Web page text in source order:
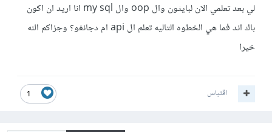
لي بعد تعلمي الان لبايثون وال oop وال my sql انا اريد ان اكون
باك اند فما هي الخطوه التاليه تعلم ال api ام دجانغو؟ وجزاكم الله
خيرا
1 اقتباس